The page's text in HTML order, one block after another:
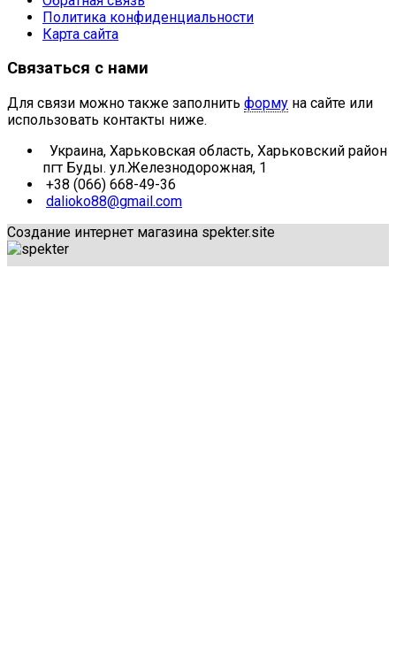
Политика конфиденциальности
Карта сайта
Связаться с нами
Для связи можно также заполнить форму на сайте или
использовать контакты ниже.
Украина, Харьковская область, Харьковский район
пгт Буды. ул.Железнодорожная, 1
+38 (066) 668-49-36
dalioko88@gmail.com
Создание интернет магазина spekter.site